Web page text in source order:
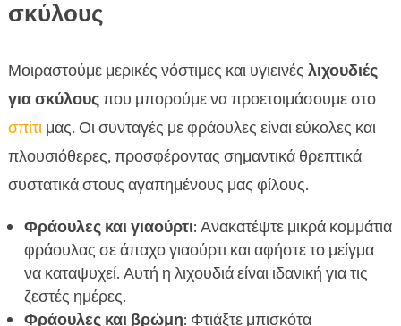
σκύλους
Μοιραστούμε μερικές νόστιμες και υγιεινές λιχουδιές
για σκύλουςπου μπορούμε να προετοιμάσουμε στο
σπίτιμας. Οι συνταγές με φράουλες είναι εύκολες και
πλουσιόθερες, προσφέροντας σημαντικά θρεπτικά
συστατικά στους αγαπημένους μας φίλους.
Φράουλες και γιαούρτι: Ανακατέψτε μικρά κομμάτια
φράουλας σε άπαχο γιαούρτι και αφήστε το μείγμα
να καταψυχεί. Αυτή η λιχουδιά είναι ιδανική για τις
ζεστές ημέρες.
Φράουλες και βρώμη: Φτιάξτε μπισκότα